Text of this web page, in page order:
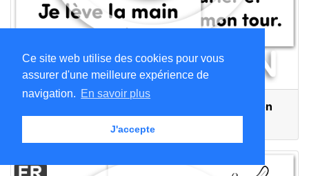
Ce site web utilise des cookies pour vous
assurer d'une meilleure expérience de
navigation. En savoir plus
J'accepte
Je lève la main pour parler (bureau) - Poisson